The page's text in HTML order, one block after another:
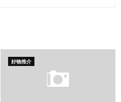
好物推介